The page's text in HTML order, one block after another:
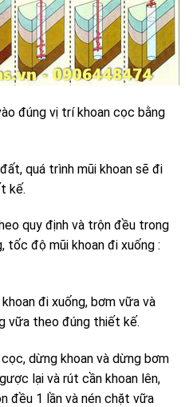
đúng vị trí khoan cọc bằng
quá trình mũi khoan sẽ đi
kế.
quy định và trộn đều trong
tốc độ mũi khoan đi xuống :
đi xuống, bơm vữa và
vữa theo đúng thiết kế.
dừng khoan và dừng bơm
lại và rút cần khoan lên,
đều 1 lần và nén chặt vữa